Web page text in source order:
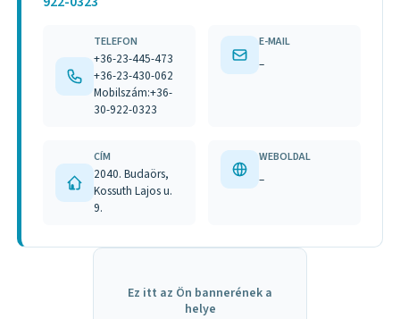
TELEFON
+36-23-445-473
+36-23-430-062
Mobilszám:+36-
30-922-0323
E-MAIL
–
CÍM
2040. Budaörs,
Kossuth Lajos u.
9.
WEBOLDAL
–
Ez itt az Ön bannerének a
helye